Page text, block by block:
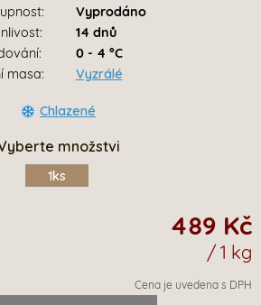
Vyprodáno
14 dnů
0 - 4 °C
masa:
Vyzrálé
Chlazené
množstvi
1ks
489 Kč
/ 1 kg
Cena je uvedena s DPH